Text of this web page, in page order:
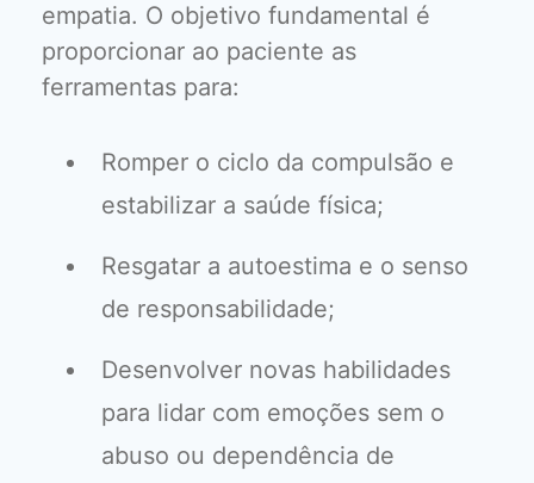
empatia. O objetivo fundamental é
proporcionar ao paciente as
ferramentas para:
Romper o ciclo da compulsão e
estabilizar a saúde física;
Resgatar a autoestima e o senso
de responsabilidade;
Desenvolver novas habilidades
para lidar com emoções sem o
abuso ou dependência de